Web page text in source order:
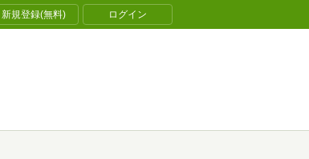
新規登録(無料) ログイン